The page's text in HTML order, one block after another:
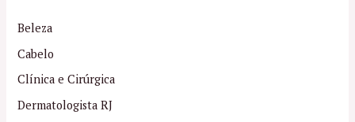
Beleza
Cabelo
Clínica e Cirúrgica
Dermatologista RJ